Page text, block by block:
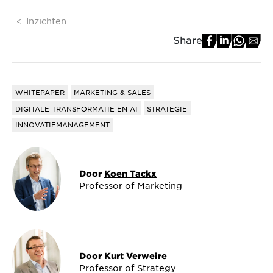
Inzichten
Share
WHITEPAPER
MARKETING & SALES
DIGITALE TRANSFORMATIE EN AI
STRATEGIE
INNOVATIEMANAGEMENT
Door Koen Tackx
Professor of Marketing
Door Kurt Verweire
Professor of Strategy